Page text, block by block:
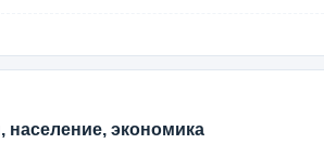
население, экономика